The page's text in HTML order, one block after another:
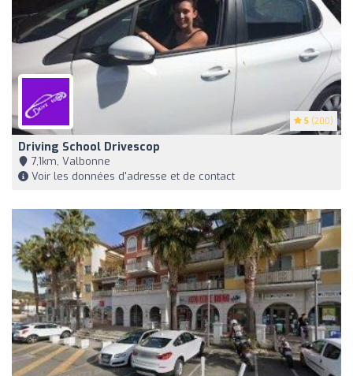
5 (200)
Driving School Drivescop
7,1km, Valbonne
Voir les données d'adresse et de contact